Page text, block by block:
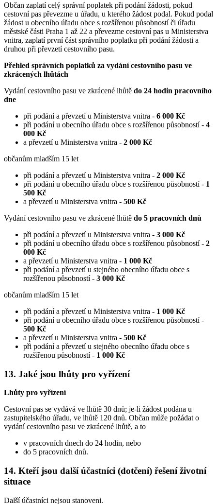
Občan zaplatí celý správní poplatek při podání žádosti, pokud
cestovní pas převezme u úřadu, u kterého žádost podal. Pokud podal
žádost u obecního úřadu obce s rozšířenou působností či úřadu
městské části Praha 1 až 22 a převezme cestovní pas u Ministerstva
vnitra, zaplatí první část správního poplatku při podání žádosti a
druhou při převzetí cestovního pasu.
Přehled správních poplatků za vydání cestovního pasu ve
zkrácených lhůtách
Vydání cestovního pasu ve zkrácené lhůtě do 24 hodin pracovního
dne
při podání a převzetí u Ministerstva vnitra - 6 000 Kč
při podání u obecního úřadu obce s rozšířenou působností - 4
000 Kč
a převzetí u Ministerstva vnitra - 2 000 Kč
občanům mladším 15 let
při podání a převzetí u Ministerstva vnitra - 2 000 Kč
při podání u obecního úřadu obce s rozšířenou působností - 1
500 Kč
a převzetí u Ministerstva vnitra - 500 Kč
Vydání cestovního pasu ve zkrácené lhůtě do 5 pracovních dnů
při podání a převzetí u Ministerstva vnitra - 3 000 Kč
při podání u obecního úřadu obce s rozšířenou působností - 2
000 Kč
a převzetí u Ministerstva vnitra - 1 000 Kč
při podání a převzetí u stejného obecního úřadu obce s
rozšířenou působností - 3 000 Kč
občanům mladším 15 let
při podání a převzetí u Ministerstva vnitra - 1 000 Kč
při podání u obecního úřadu obce s rozšířenou působností -
500 Kč
a převzetí u Ministerstva vnitra - 500 Kč
při podání a převzetí u stejného obecního úřadu obce s
rozšířenou působností - 1 000 Kč
13. Jaké jsou lhůty pro vyřízení
Lhůty pro vyřízení
Cestovní pas se vydává ve lhůtě 30 dnů; je-li žádost podána u
zastupitelského úřadu, ve lhůtě 120 dnů. Občan může požádat o
vydání cestovního pasu ve zkrácené lhůtě, a to
v pracovních dnech do 24 hodin, nebo
do 5 pracovních dnů.
14. Kteří jsou další účastníci (dotčení) řešení životní
situace
Další účastníci nejsou stanoveni.